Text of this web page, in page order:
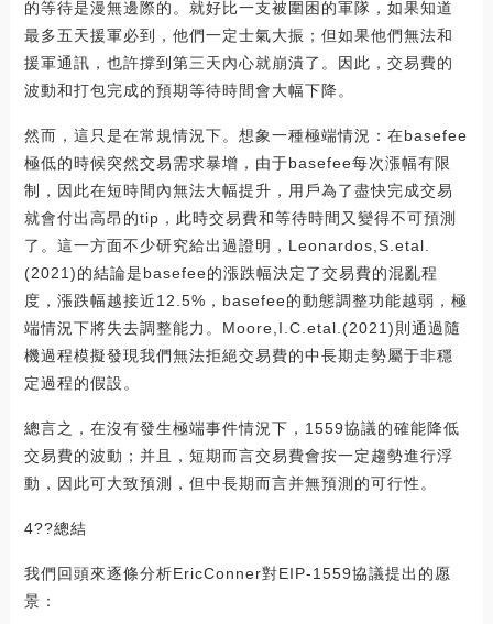
的等待是漫無邊際的。就好比一支被圍困的軍隊，如果知道
最多五天援軍必到，他們一定士氣大振；但如果他們無法和
援軍通訊，也許撐到第三天內心就崩潰了。因此，交易費的
波動和打包完成的預期等待時間會大幅下降。
然而，這只是在常規情況下。想象一種極端情況：在basefee
極低的時候突然交易需求暴增，由于basefee每次漲幅有限
制，因此在短時間內無法大幅提升，用戶為了盡快完成交易
就會付出高昂的tip，此時交易費和等待時間又變得不可預測
了。這一方面不少研究給出過證明，Leonardos,S.etal.
(2021)的結論是basefee的漲跌幅決定了交易費的混亂程
度，漲跌幅越接近12.5%，basefee的動態調整功能越弱，極
端情況下將失去調整能力。Moore,I.C.etal.(2021)則通過隨
機過程模擬發現我們無法拒絕交易費的中長期走勢屬于非穩
定過程的假設。
總言之，在沒有發生極端事件情況下，1559協議的確能降低
交易費的波動；并且，短期而言交易費會按一定趨勢進行浮
動，因此可大致預測，但中長期而言并無預測的可行性。
4??總結
我們回頭來逐條分析EricConner對EIP-1559協議提出的愿
景：